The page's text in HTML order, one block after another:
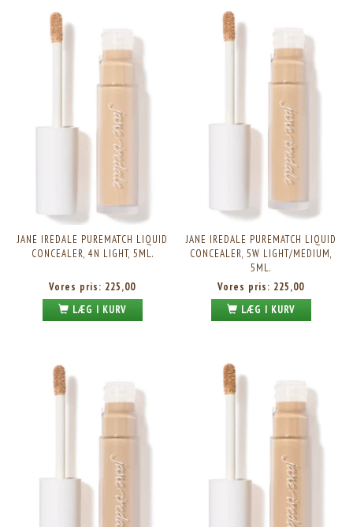
JANE IREDALE PUREMATCH LIQUID
CONCEALER, 4N LIGHT, 5ML.
Vores pris: 225,00
LÆG I KURV
JANE IREDALE PUREMATCH LIQUID
CONCEALER, 5W LIGHT/MEDIUM,
5ML.
Vores pris: 225,00
LÆG I KURV